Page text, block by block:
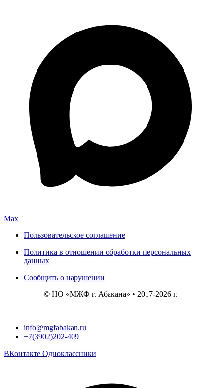
Max
Пользовательское соглашение
Политика в отношении обработки персональных
данных
Сообщить о нарушении
© НО «МЖФ г. Абакана» • 2017-2026 г.
info@mgfabakan.ru
+7(3902)202-409
ВКонтакте Одноклассники